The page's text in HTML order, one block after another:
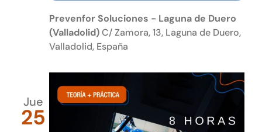
Prevenfor Soluciones - Laguna de Duero
(Valladolid)C/ Zamora, 13, Laguna de Duero,
Valladolid, España
Jue
25